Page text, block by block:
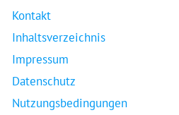
Kontakt
Inhaltsverzeichnis
Impressum
Datenschutz
Nutzungsbedingungen